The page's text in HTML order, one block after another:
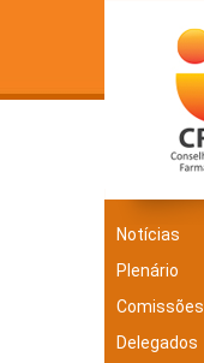
Notícias
Plenário
Comissões
Delegados